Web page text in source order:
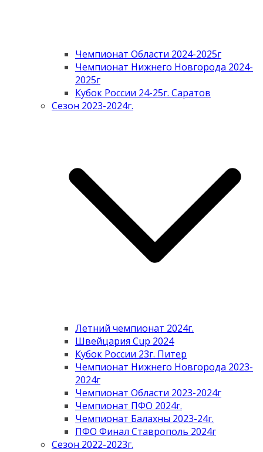
Чемпионат Области 2024-2025г
Чемпионат Нижнего Новгорода 2024-
2025г
Кубок России 24-25г. Саратов
Сезон 2023-2024г.
Летний чемпионат 2024г.
Швейцария Cup 2024
Кубок России 23г. Питер
Чемпионат Нижнего Новгорода 2023-
2024г
Чемпионат Области 2023-2024г
Чемпионат ПФО 2024г.
Чемпионат Балахны 2023-24г.
ПФО Финал Ставрополь 2024г
Сезон 2022-2023г.